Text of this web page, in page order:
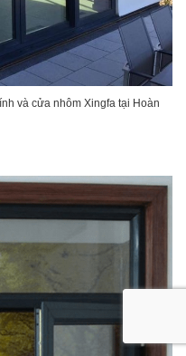
và cửa nhôm Xingfa tại Hoàn